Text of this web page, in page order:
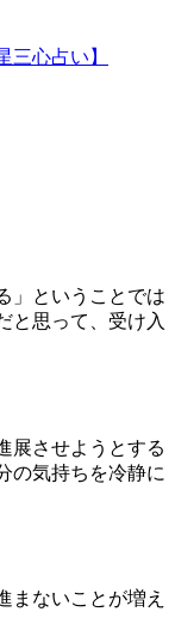
三心占い】
」ということでは
と思って、受け入
展させようとする
の気持ちを冷静に
まないことが増え